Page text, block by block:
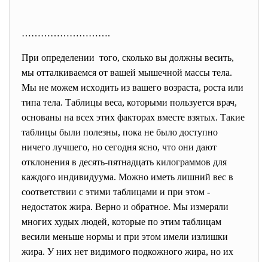
……………………….
При определении того, сколько вы должны весить,
мы отталкиваемся от вашей мышечной массы тела.
Мы не можем исходить из вашего возраста, роста или
типа тела. Таблицы веса, которыми пользуется врач,
основаны на всех этих факторах вместе взятых. Такие
таблицы были полезны, пока не было доступно
ничего лучшего, но сегодня ясно, что они дают
отклонения в десять-пятнадцать килограммов для
каждого индивидуума. Можно иметь лишний вес в
соответствии с этими таблицами и при этом -
недостаток жира. Верно и обратное. Мы измеряли
многих худых людей, которые по этим таблицам
весили меньше нормы и при этом имели излишки
жира. У них нет видимого подкожного жира, но их